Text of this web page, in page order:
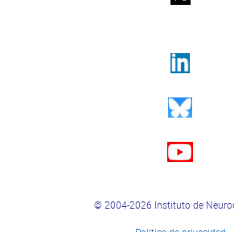
© 2004-2026 Instituto de